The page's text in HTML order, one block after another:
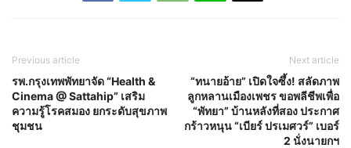
Previous article
รพ.กรุงเทพพัทยาจัด “Health &
Cinema @ Sattahip” เสริม
ความรู้โรคสมอง ยกระดับสุขภาพ
ชุมชน
Next article
“ทนายอ้าย” เปิดใจซึ้ง! สลัดภาพ
ลูกหลานเมืองเพชร ขอพลีชีพเพื่อ
“พัทยา” บ้านหลังที่สอง ประกาศ
กร้าวหนุน “เบียร์ ปรเมศวร์” เบอร์
2 นั่งนายกฯ